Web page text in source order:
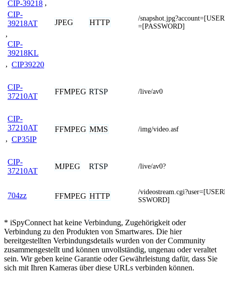
CIP-39218 ,
CIP-
39218AT
,
CIP-
39218KL
, CIP39220
JPEG HTTP
/
=[PASSWORD]
CIP-
37210AT
FFMPEG RTSP /live/av0
CIP-
37210AT
, CP35IP
FFMPEG MMS /img/video.asf
CIP-
37210AT
MJPEG RTSP /live/av0?
704zz FFMPEG HTTP
/
SSWORD]
* iSpyConnect hat keine Verbindung, Zugehörigkeit oder
Verbindung zu den Produkten von Smartwares. Die hier
bereitgestellten Verbindungsdetails wurden von der Community
zusammengestellt und können unvollständig, ungenau oder veraltet
sein. Wir geben keine Garantie oder Gewährleistung dafür, dass Sie
sich mit Ihren Kameras über diese URLs verbinden können.